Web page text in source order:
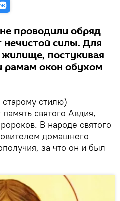
проводили обряд
силы. Для
постукивая
рамам окон обухом
старому стилю)
святого Авдия,
В народе святого
домашнего
за что он и был